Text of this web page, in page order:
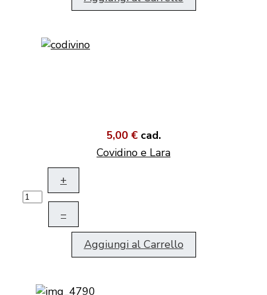
5,00 € cad.
Covidino e Lara
+
–
Aggiungi al Carrello